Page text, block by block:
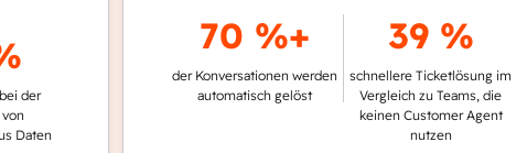
70 %+
der Konversationen werden
automatisch gelöst
39 %
schnellere Ticketlösung im
Vergleich zu Teams, die
keinen Customer Agent
nutzen